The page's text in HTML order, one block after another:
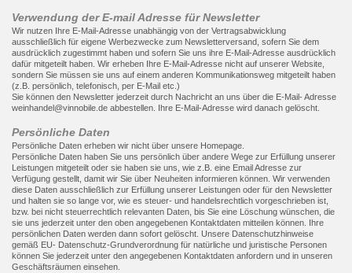
Verwendung der E-mail Adresse für Newsletter
Wir nutzen Ihre E-Mail-Adresse unabhängig von der Vertragsabwicklung
ausschließlich für eigene Werbezwecke zum Newsletterversand, sofern Sie dem
ausdrücklich zugestimmt haben und sofern Sie uns ihre E-Mail-Adresse ausdrücklich
dafür mitgeteilt haben. Wir erheben Ihre E-Mail-Adresse nicht auf unserer Website,
sondern Sie müssen sie uns auf einem anderen Kommunikationsweg mitgeteilt haben
(z.B. persönlich, telefonisch, per E-Mail etc.)
Sie können den Newsletter jederzeit durch Nachricht an uns über die E-Mail- Adresse
weinhandel@vinnobile.de abbestellen. Ihre E-Mail-Adresse wird danach gelöscht.
Persönliche Daten
Persönliche Daten erheben wir nicht über unsere Homepage.
Persönliche Daten haben Sie uns persönlich über andere Wege zur Erfüllung unserer
Leistungen mitgeteilt oder sie haben sie uns, wie z.B. eine Email Adresse zur
Verfügung gestellt, damit wir Sie über Neuheiten informieren können. Wir verwenden
diese Daten ausschließlich zur Erfüllung unserer Leistungen oder für den Newsletter
und halten sie so lange vor, wie es steuer- und handelsrechtlich vorgeschrieben ist,
bzw. bei nicht steuerrechtlich relevanten Daten, bis Sie eine Löschung wünschen, die
sie uns jederzeit unter den oben angegebenen Kontaktdaten mitteilen können. Ihre
persönlichen Daten werden dann sofort gelöscht. Unsere Datenschutzhinweise
gemäß EU- Datenschutz-Grundverordnung für natürliche und juristische Personen
können Sie jederzeit unter den angegebenen Kontaktdaten anfordern und in unseren
Geschäftsräumen einsehen.